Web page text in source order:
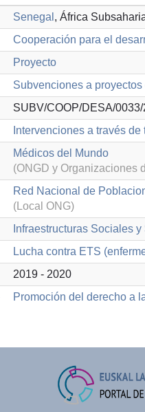
Senegal , África
Cooperación para el
Proyecto
Subvenciones a
SUBV/COOP/DESA/
Intervenciones a través
Médicos del Mundo
(ONGD y Organizaciones
Red Nacional de
(Local ONG)
Infraestructuras Sociales
Lucha contra ETS
2019 - 2020
Promoción del derecho a